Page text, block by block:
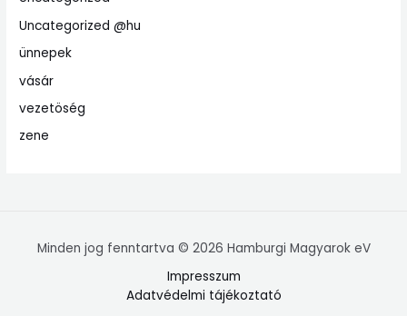
Uncategorized @hu
ünnepek
vásár
vezetöség
zene
Minden jog fenntartva © 2026 Hamburgi Magyarok eV
Impresszum
Adatvédelmi tájékoztató